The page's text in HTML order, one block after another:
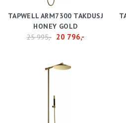
TAPWELL ARM7300 TAKDUSJ
HONEY GOLD
25 995,- 20 796,-